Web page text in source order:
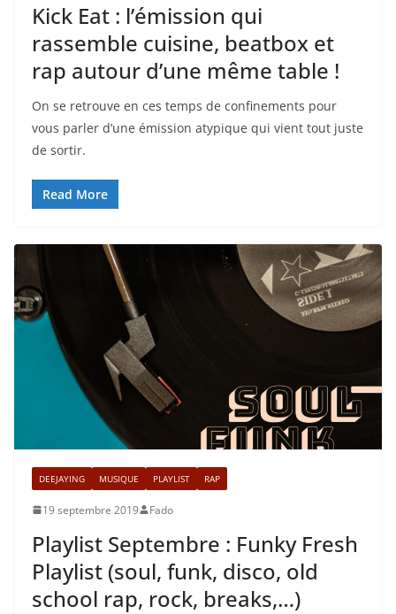
Kick Eat : l’émission qui
rassemble cuisine, beatbox et
rap autour d’une même table !
On se retrouve en ces temps de confinements pour
vous parler d’une émission atypique qui vient tout juste
de sortir.
Read More
DEEJAYING MUSIQUE PLAYLIST RAP
19 septembre 2019 Fado
Playlist Septembre : Funky Fresh
Playlist (soul, funk, disco, old
school rap, rock, breaks,…)